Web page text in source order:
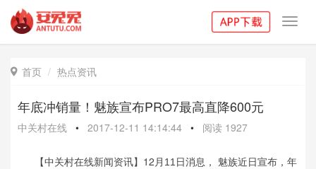
 首页 热点资讯
年底冲销量！魅族宣布PRO7最高直降600元
中关村在线 • 2017-12-11 14:14:44 • 阅读 1927
【中关村在线新闻资讯】 12 月11日消息 ， 魅族近日宣布，年